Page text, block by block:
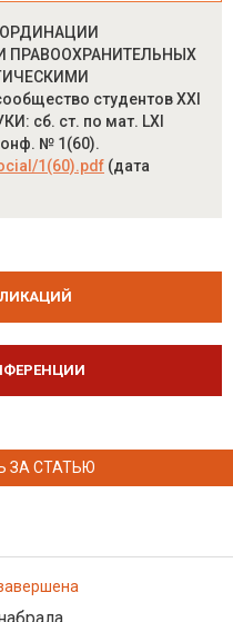
ПРАВООХРАНИТЕЛЬНЫХ
студентов XXI
сб. ст. по мат. LXI
№ 1(60).
1(60).pdf (дата
ЗА СТАТЬЮ